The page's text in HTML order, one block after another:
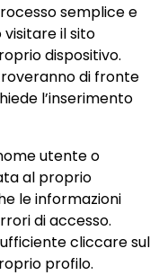
semplice e
visitare il sito
dispositivo.
di fronte
l’inserimento
utente o
al proprio
le informazioni
di accesso.
cliccare sul
profilo.